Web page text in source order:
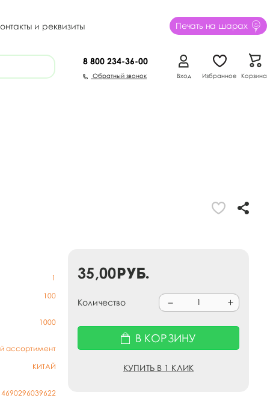
и реквизиты Печать на шарах
8 800 234-36-00
Обратный звонок Вход Избранное Корзина
1
100
1000
ассортимент
КИТАЙ
4690296039622
35,00руб.
Количество
В КОРЗИНУ
КУПИТЬ В 1 КЛИК